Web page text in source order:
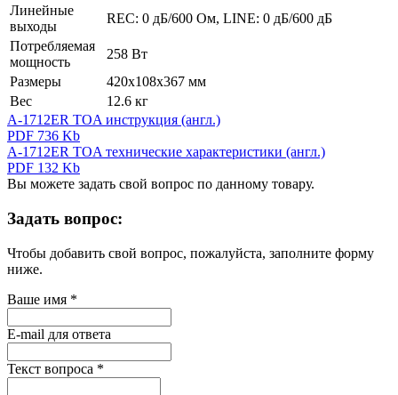
Линейные
выходы
REC: 0 дБ/600 Ом, LINE: 0 дБ/600 дБ
Потребляемая
мощность
258 Вт
Размеры
420х108х367 мм
Вес
12.6 кг
A-1712ER TOA инструкция (англ.)
PDF 736 Kb
A-1712ER TOA технические характеристики (англ.)
PDF 132 Kb
Вы можете задать свой вопрос по данному товару.
Задать вопрос:
Чтобы добавить свой вопрос, пожалуйста, заполните форму
ниже.
Ваше имя *
E-mail для ответа
Текст вопроса *